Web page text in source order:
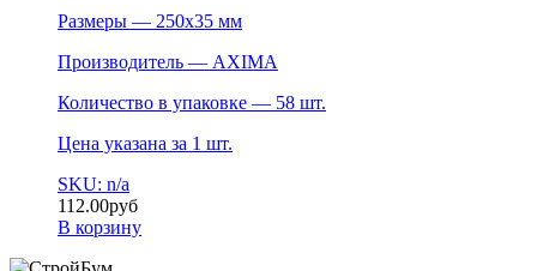
Размеры — 250х35 мм
Производитель — AXIMA
Количество в упаковке — 58 шт.
Цена указана за 1 шт.
SKU: n/a
112.00руб
В корзину